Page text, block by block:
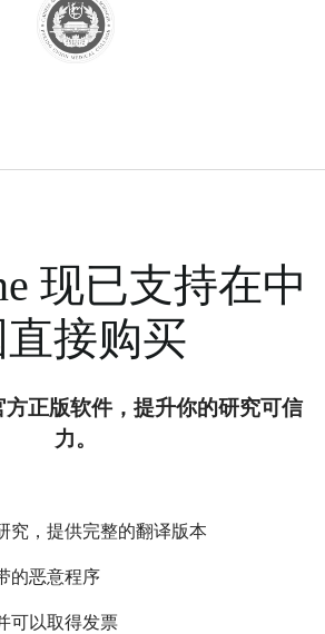
现已支持在中
直接购买
方正版软件，提升你的研究可信
力。
究，提供完整的翻译版本
的恶意程序
可以取得发票